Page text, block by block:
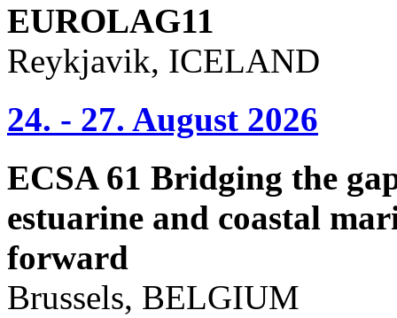
EUROLAG11
Reykjavik, ICELAND
24. - 27. August 2026
ECSA 61 Bridging the
estuarine and coastal
forward
Brussels, BELGIUM